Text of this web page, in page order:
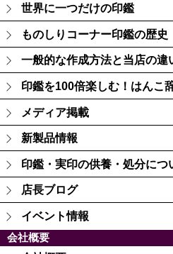
世界に一つだけの印鑑
ものしりコーナー印鑑の歴史
一般的な作成方法と当店の違
印鑑を100倍楽しむ！はんこ
メディア掲載
新製品情報
印鑑・実印の供養・処分につ
店長ブログ
イベント情報
会社概要